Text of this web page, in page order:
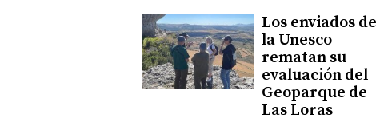
Los enviados de
la Unesco
rematan su
evaluación del
Geoparque de
Las Loras